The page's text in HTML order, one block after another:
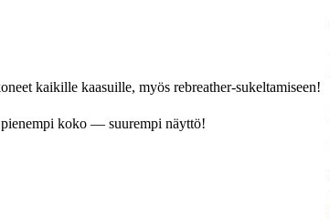
kaikille kaasuille, myös rebreather-sukeltamiseen!
koko — suurempi näyttö!